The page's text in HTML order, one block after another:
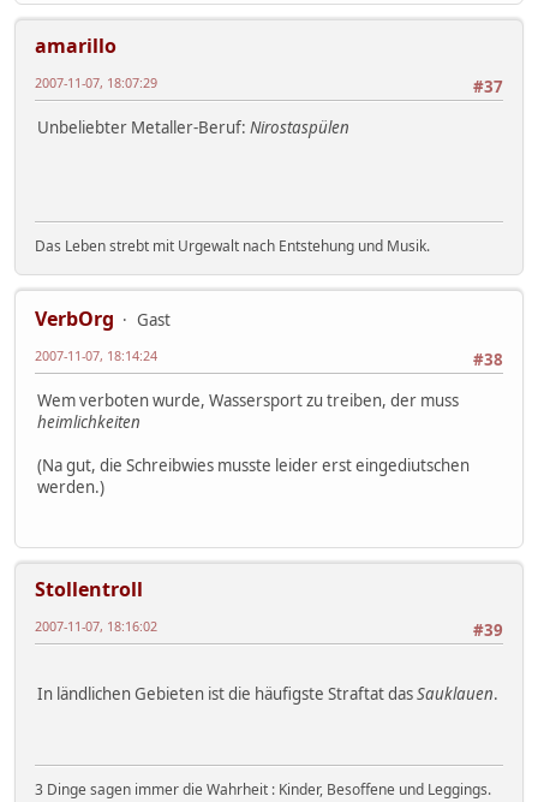
amarillo
#37
2007-11-07, 18:07:29
Unbeliebter Metaller-Beruf: Nirostaspülen
Das Leben strebt mit Urgewalt nach Entstehung und Musik.
VerbOrg
Gast
#38
2007-11-07, 18:14:24
Wem verboten wurde, Wassersport zu treiben, der muss
heimlichkeiten
(Na gut, die Schreibwies musste leider erst eingediutschen
werden.)
Stollentroll
#39
2007-11-07, 18:16:02
In ländlichen Gebieten ist die häufigste Straftat dasSauklauen.
3 Dinge sagen immer die Wahrheit : Kinder, Besoffene und Leggings.